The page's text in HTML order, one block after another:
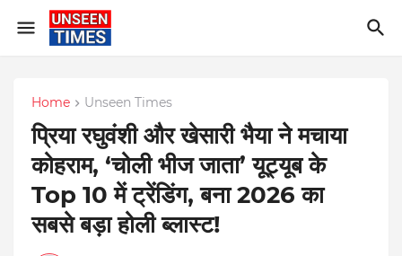
Home Unseen Times
प्रिया रघुवंशी और खेसारी भैया ने मचाया
कोहराम, ‘चोली भीज जाता’ यूट्यूब के
Top 10 में ट्रेंडिंग, बना 2026 का
सबसे बड़ा होली ब्लास्ट!